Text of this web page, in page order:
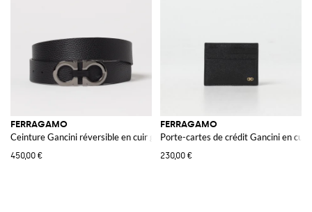
FERRAGAMO
Ceinture Gancini réversible en cuir grainé
450,00 €
FERRAGAMO
Porte-cartes de crédit Gancini en cuir
230,00 €